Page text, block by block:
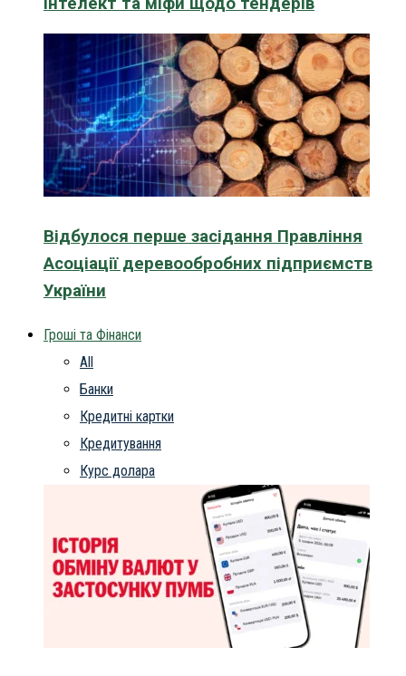
Відбулося перше засідання Правління
Асоціації деревообробних підприємств
України
Гроші та Фінанси
All
Банки
Кредитні картки
Кредитування
Курс долара